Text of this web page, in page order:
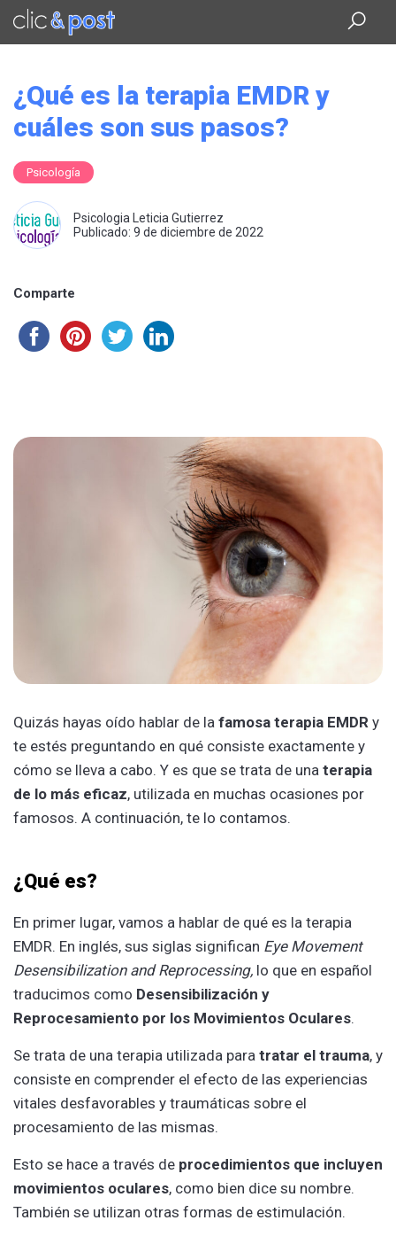
Saltar
contenido
¿Qué es la terapia EMDR y
cuáles son sus pasos?
Psicología
Psicologia Leticia Gutierrez
Publicado: 9 de diciembre de 2022
Comparte
Quizás hayas oído hablar de la famosa terapia EMDR y
te estés preguntando en qué consiste exactamente y
cómo se lleva a cabo. Y es que se trata de una terapia
de lo más eficaz, utilizada en muchas ocasiones por
famosos. A continuación, te lo contamos.
¿Qué es?
En primer lugar, vamos a hablar de qué es la terapia
EMDR. En inglés, sus siglas significan Eye Movement
Desensibilization and Reprocessing, lo que en español
traducimos como Desensibilización y
Reprocesamiento por los Movimientos Oculares.
Se trata de una terapia utilizada para tratar el trauma, y
consiste en comprender el efecto de las experiencias
vitales desfavorables y traumáticas sobre el
procesamiento de las mismas.
Esto se hace a través de procedimientos que incluyen
movimientos oculares, como bien dice su nombre.
También se utilizan otras formas de estimulación.